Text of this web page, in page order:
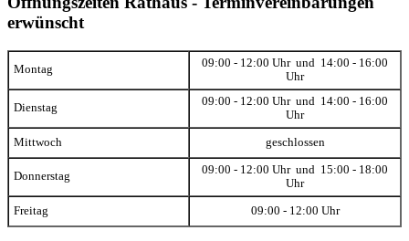
erwünscht
Montag
09:00 - 12:00 Uhr und 14:00 - 16:00
Uhr
Dienstag
09:00 - 12:00 Uhr und 14:00 - 16:00
Uhr
Mittwoch geschlossen
Donnerstag
09:00 - 12:00 Uhr und 15:00 - 18:00
Uhr
Freitag 09:00 - 12:00 Uhr